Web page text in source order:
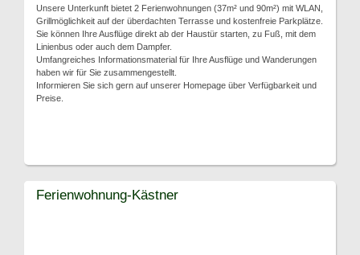
Unsere Unterkunft bietet 2 Ferienwohnungen (37m² und 90m²) mit WLAN,
Grillmöglichkeit auf der überdachten Terrasse und kostenfreie Parkplätze.
Sie können Ihre Ausflüge direkt ab der Haustür starten, zu Fuß, mit dem
Linienbus oder auch dem Dampfer.
Umfangreiches Informationsmaterial für Ihre Ausflüge und Wanderungen
haben wir für Sie zusammengestellt.
Informieren Sie sich gern auf unserer Homepage über Verfügbarkeit und
Preise.
Ferienwohnung-Kästner